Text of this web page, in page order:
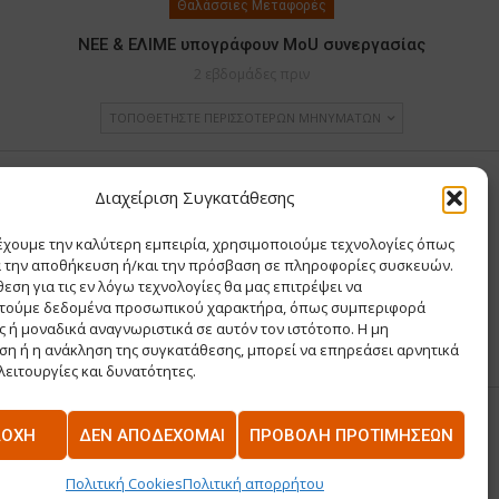
Διαχείριση Συγκατάθεσης
την καλύτερη εμπειρία, χρησιμοποιούμε τεχνολογίες όπως
την αποθήκευση ή/και την πρόσβαση σε πληροφορίες συσκευών.
για τις εν λόγω τεχνολογίες θα μας επιτρέψει να
δεδομένα προσωπικού χαρακτήρα, όπως συμπεριφορά
ή μοναδικά αναγνωριστικά σε αυτόν τον ιστότοπο. Η μη
ή η ανάκληση της συγκατάθεσης, μπορεί να επηρεάσει αρνητικά
και δυνατότητες.
ΔΕΝ ΑΠΟΔΈΧΟΜΑΙ ΠΡΟΒΟΛΉ ΠΡΟΤΙΜΉΣΕΩΝ
Πολιτική CookiesΠολιτική απορρήτου
Θαλάσσιες Μεταφορές
ΝΕΕ & ΕΛΙΜΕ υπογράφουν MoU συνεργασίας
ΤΟΠΟΘΕΤΉΣΤΕ ΠΕΡΙΣΣΌΤΕΡΩΝ ΜΗΝΥΜΆΤΩΝ
Θ ΚΑΙ ΣΙΑ ΜΟΝΟΠΡΟΣΩΠΗ ΙΚΕ
ΕΠΙΚΟΙΝΩΝΊΑ
Κατασκευή Ιστοσελίδων